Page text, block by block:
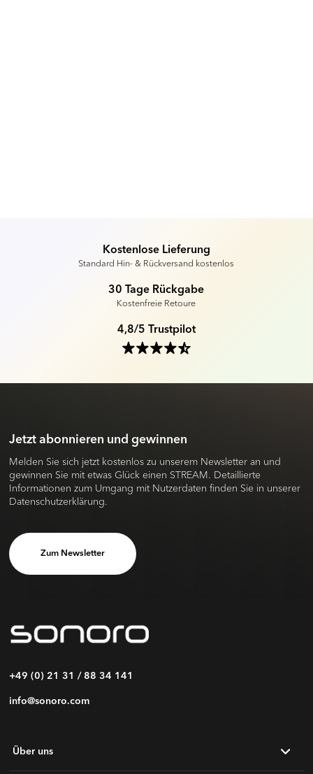
Kostenlose Lieferung
Standard Hin- & Rückversand kostenlos
30 Tage Rückgabe
Kostenfreie Retoure
4,8/5 Trustpilot
Jetzt abonnieren und gewinnen
Melden Sie sich jetzt kostenlos zu unserem Newsletter an und
gewinnen Sie mit etwas Glück einen STREAM. Detaillierte
Informationen zum Umgang mit Nutzerdaten finden Sie in unserer
Datenschutzerklärung.
Zum Newsletter
+49 (0) 21 31 / 88 34 141
info@sonoro.com
Über uns